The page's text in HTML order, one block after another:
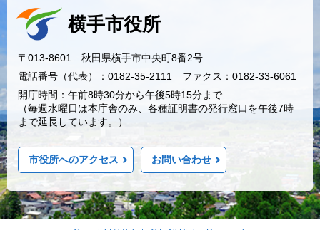
横手市役所
〒013-8601 秋田県横手市中央町8番2号
電話番号（代表）：0182-35-2111 ファクス：0182-33-6061
開庁時間：午前8時30分から午後5時15分まで
（毎週水曜日は本庁舎のみ、各種証明書の発行窓口を午後7時
まで延長しています。）
市役所へのアクセス お問い合わせ